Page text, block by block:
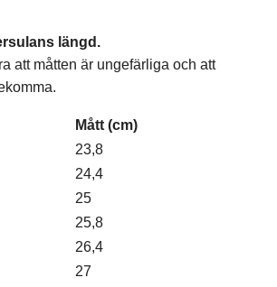
längd.
att måtten är ungefärliga och att
Mått (cm)
23,8
24,4
25
25,8
26,4
27